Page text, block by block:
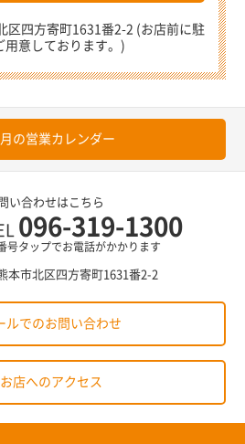
四方寄町1631番2-2 (お店前に駐
用意しております。)
の営業カレンダー
い合わせはこちら
096-319-1300
号タップでお電話がかかります
本市北区四方寄町1631番2-2
ルでのお問い合わせ
お店へのアクセス